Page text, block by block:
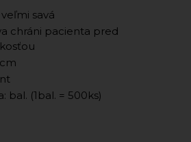
savá
chráni pacienta pred
bal. (1bal. = 500ks)